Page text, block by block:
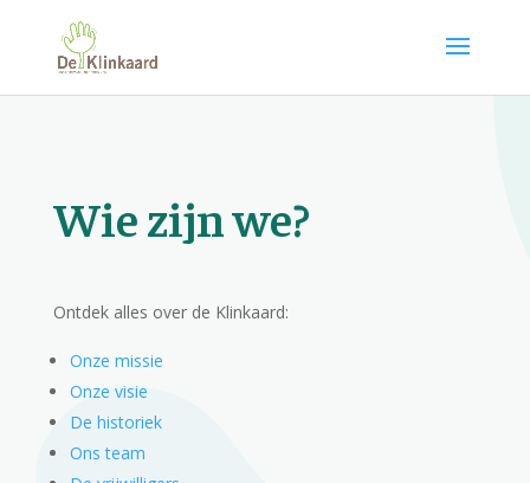
Wie zijn we?
Ontdek alles over de Klinkaard:
Onze missie
Onze visie
De historiek
Ons team